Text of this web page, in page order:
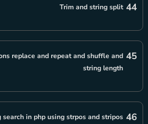
44
Trim and string split
45
replace and repeat and shuffle and
string length
46
search in php using strpos and stripos